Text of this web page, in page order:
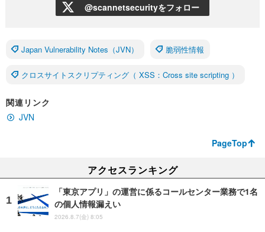
@scannetsecurityをフォロー
Japan Vulnerability Notes（JVN） 脆弱性情報
クロスサイトスクリプティング（ XSS：Cross site scripting ）
関連リンク
JVN
PageTop
アクセスランキング
「東京アプリ」の運営に係るコールセンター業務で1名
の個人情報漏えい
2026.8.7(金) 8:05